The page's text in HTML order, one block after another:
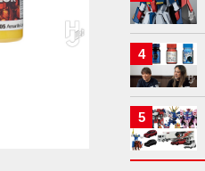
ゴールドイエロー
ボークス ファレホ